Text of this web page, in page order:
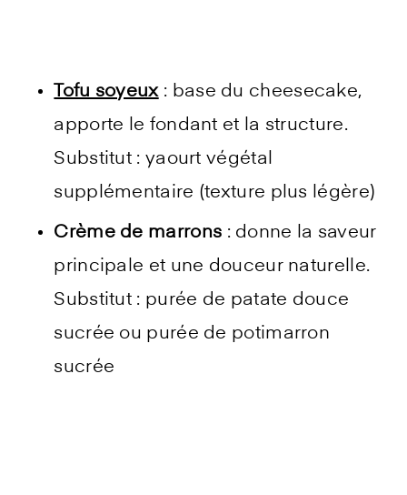
Tofu soyeux: base du cheesecake,
apporte le fondant et la structure.
Substitut : yaourt végétal
supplémentaire (texture plus légère)
Crème de marrons : donne la saveur
principale et une douceur naturelle.
Substitut : purée de patate douce
sucrée ou purée de potimarron
sucrée